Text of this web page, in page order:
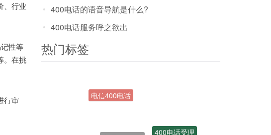
、行业
性等
。在挑
行审
400电话的语音导航是什么?
400电话服务呼之欲出
热门标签
400电话受理